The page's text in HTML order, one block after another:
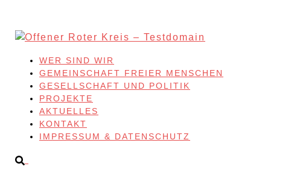
content
WER SIND WIR
GEMEINSCHAFT FREIER MENSCHEN
GESELLSCHAFT UND POLITIK
PROJEKTE
AKTUELLES
KONTAKT
IMPRESSUM & DATENSCHUTZ